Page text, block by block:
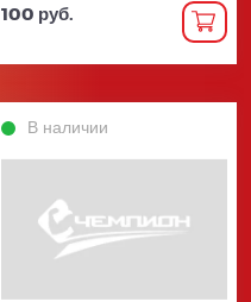
100 руб.
В наличии